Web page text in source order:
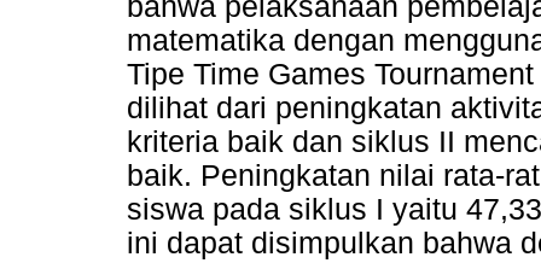
bahwa pelaksanaan
matematika dengan
Tipe Time Games
dilihat dari peningkatan
kriteria baik dan siklus II
baik. Peningkatan nilai rata-
siswa pada siklus I yaitu
ini dapat disimpulkan bahwa